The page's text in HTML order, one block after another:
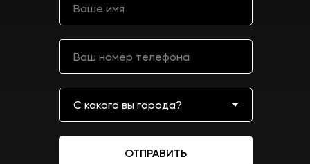
ОТПРАВИТЬ